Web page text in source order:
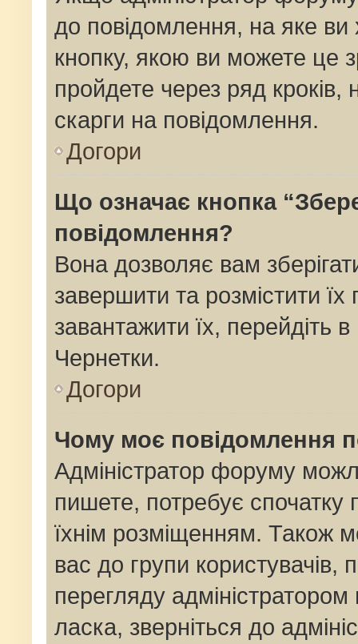
до повідомлення, на яке ви
кнопку, якою ви можете це
пройдете через ряд кроків,
скарги на повідомлення.
Догори
Що означає кнопка
повідомлення?
Вона дозволяє вам
завершити та розмістити
завантажити їх, перейдіть
Чернетки.
Догори
Чому моє повідомлення
Адміністратор форуму
пишете, потребує спочатку
їхнім розміщенням. Також
вас до групи
перегляду
ласка, зверніться до